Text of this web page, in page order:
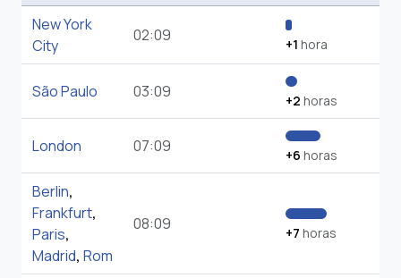
New York
City
02:09 +1 hora
São Paulo 03:09 +2 horas
London 07:09 +6 horas
Berlin,
Frankfurt,
Paris,
Madrid, Rom
08:09 +7 horas